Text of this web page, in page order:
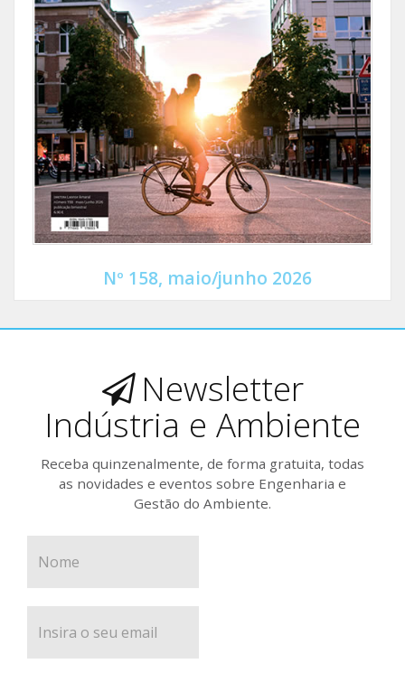
Nº 158, maio/junho 2026
Newsletter
Indústria e Ambiente
Receba quinzenalmente, de forma gratuita, todas
as novidades e eventos sobre Engenharia e
Gestão do Ambiente.